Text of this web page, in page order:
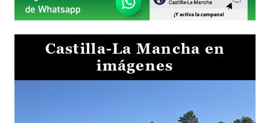
Castilla-La Mancha en
imágenes